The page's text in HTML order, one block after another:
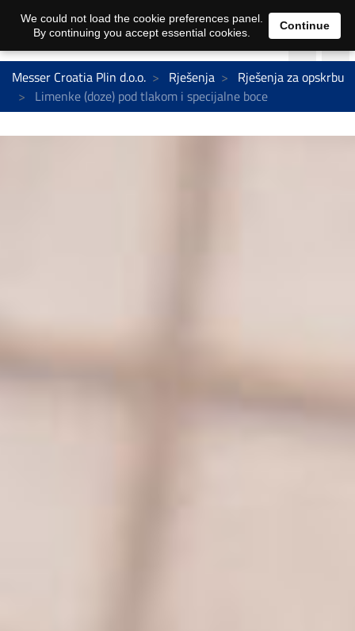
Messer Croatia Plin d.o.o. Rješenja
Rješenja za opskrbu
Limenke (doze) pod tlakom i specijalne boce
We could not load the cookie preferences panel.
By continuing you accept essential cookies.
Continue